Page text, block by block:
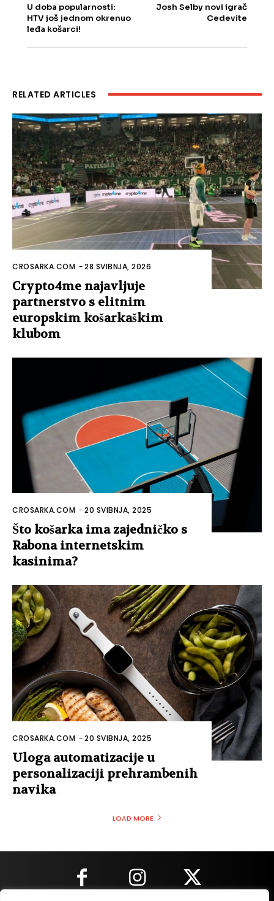
U doba popularnosti:
HTV još jednom okrenuo
leđa košarci!
Josh Selby novi igrač
Cedevite
RELATED ARTICLES
CROSARKA.COM -28 SVIBNJA, 2026
Crypto4me najavljuje
partnerstvo s elitnim
europskim košarkaškim
klubom
CROSARKA.COM -20 SVIBNJA, 2025
Što košarka ima zajedničko s
Rabona internetskim
kasinima?
CROSARKA.COM -20 SVIBNJA, 2025
Uloga automatizacije u
personalizaciji prehrambenih
navika
LOAD MORE